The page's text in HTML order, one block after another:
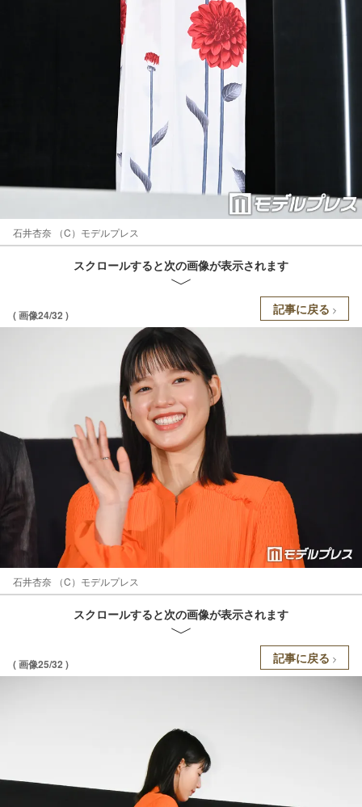
石井杏奈 （C）モデルプレス
スクロールすると次の画像が表示されます
( 画像24/32 ) 記事に戻る
石井杏奈 （C）モデルプレス
スクロールすると次の画像が表示されます
( 画像25/32 ) 記事に戻る